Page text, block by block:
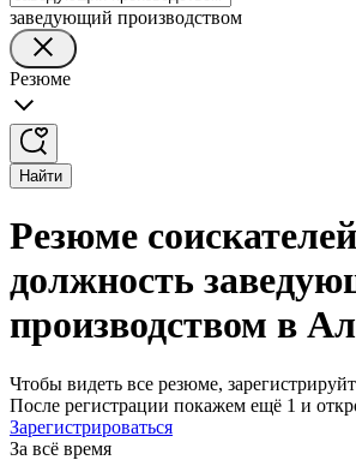
заведующий производством
Резюме
Найти
Резюме
должность
производством в
Чтобы видеть все резюме,
После регистрации покажем ещё 1 и
Зарегистрироваться
За всё время